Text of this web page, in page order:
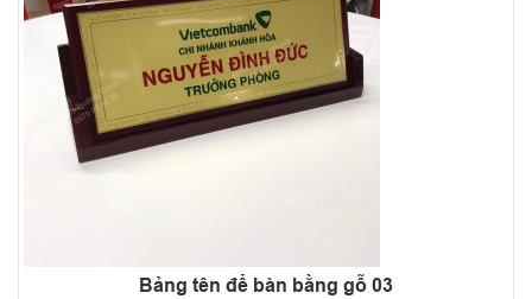
Bảng tên để bàn bằng gỗ 03